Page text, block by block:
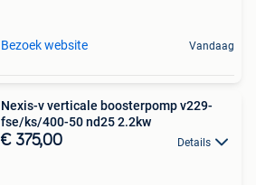
Bezoek website Vandaag
Nexis-v verticale boosterpomp v229-
fse/ks/400-50 nd25 2.2kw
€ 375,00 Details